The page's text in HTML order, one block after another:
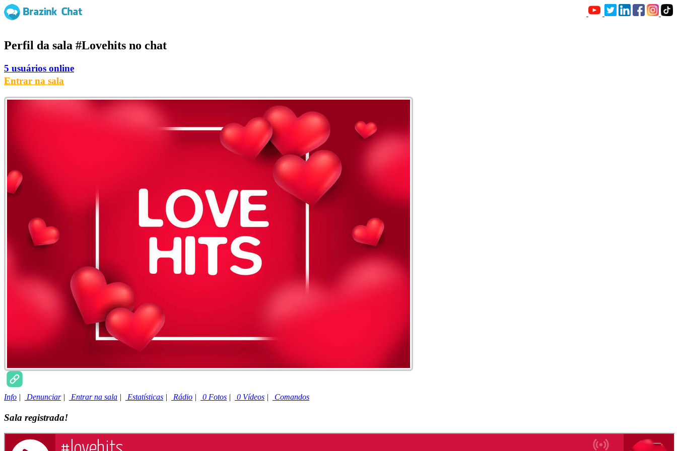
Perfil da sala #Lovehits no chat
5 usuários online
Entrar na sala
Info | Denunciar| Entrar na sala | Estatísticas | Rádio | 0 Fotos | 0 Vídeos | Comandos
Sala registrada!